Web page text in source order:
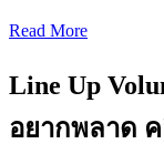
Read More
Line Up
อยากพลาด ค